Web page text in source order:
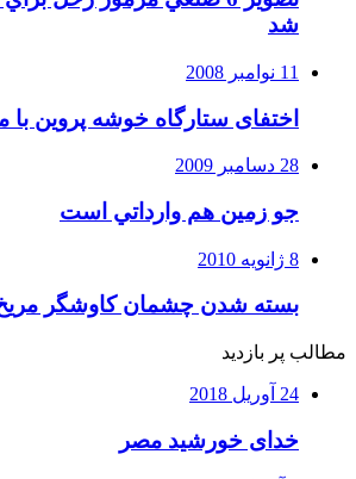
شد
11 نوامبر 2008
اختفای ستارگاه خوشه پروین با
28 دسامبر 2009
جو زمين هم وارداتي است
8 ژانویه 2010
بسته شدن چشمان کاوشگر
مطالب پر بازدید
24 آوریل 2018
خدای خورشید مصر